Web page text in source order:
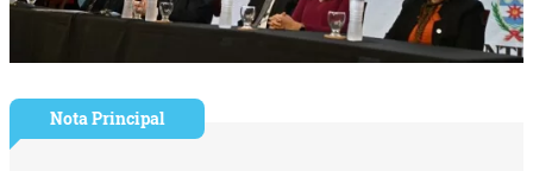
Nota Principal